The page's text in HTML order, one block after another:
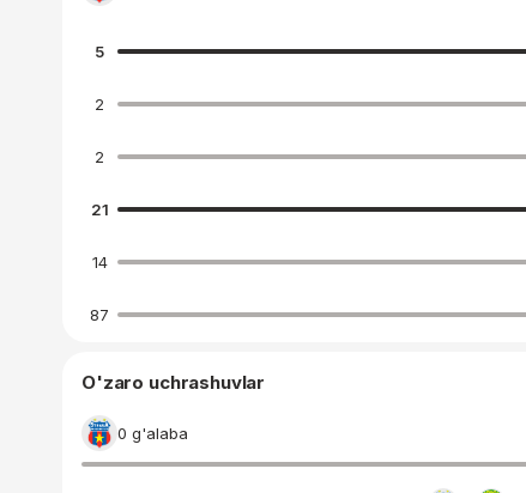
5
2
2
21
14
87
O'zaro uchrashuvlar
0 g'alaba